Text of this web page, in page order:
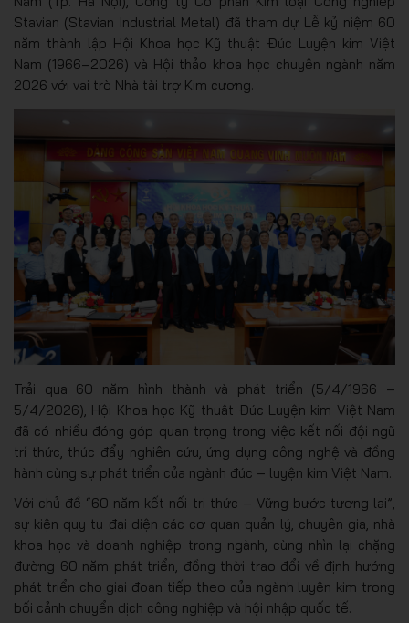
Stavian (Stavian Industrial Metal) đã tham dự Lễ kỷ niệm 60
năm thành lập Hội Khoa học Kỹ thuật Đúc Luyện kim Việt
Nam (1966–2026) và Hội thảo khoa học chuyên ngành năm
2026 với vai trò Nhà tài trợ Kim cương.
Trải qua 60 năm hình thành và phát triển (5/4/1966 –
5/4/2026), Hội Khoa học Kỹ thuật Đúc Luyện kim Việt Nam
đã có nhiều đóng góp quan trọng trong việc kết nối đội ngũ
trí thức, thúc đẩy nghiên cứu, ứng dụng công nghệ và đồng
hành cùng sự phát triển của ngành đúc – luyện kim Việt Nam.
Với chủ đề “60 năm kết nối tri thức – Vững bước tương lai”,
sự kiện quy tụ đại diện các cơ quan quản lý, chuyên gia, nhà
khoa học và doanh nghiệp trong ngành, cùng nhìn lại chặng
đường 60 năm phát triển, đồng thời trao đổi về định hướng
phát triển cho giai đoạn tiếp theo của ngành luyện kim trong
bối cảnh chuyển dịch công nghiệp và hội nhập quốc tế.